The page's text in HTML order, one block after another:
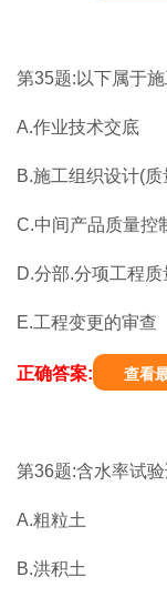
第35题:以下属于
A.作业技术交底
B.施工组织设计(
C.中间产品质量控
D.分部.分项工程质
E.工程变更的审查
正确答案: 查看
第36题:含水率试验
A.粗粒土
B.洪积土